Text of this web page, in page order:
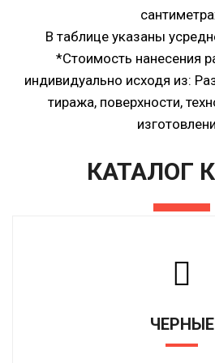
В таблице указаны
*Стоимость нанесения
индивидуально исходя из:
тиража, поверхности,
КАТАЛОГ
ЧЕРНЫЕ